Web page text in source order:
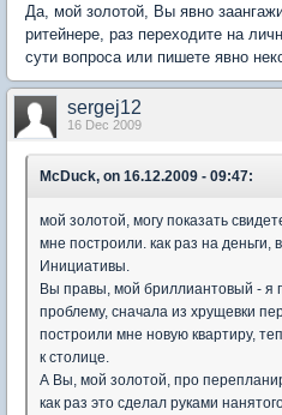
Да, мой золотой, Вы явно
ритейнере, раз переходите на
сути вопроса или пишете явно
sergej12
16 Dec 2009
McDuck, on 16.12.2009 - 09:47:
мой золотой, могу показать
мне построили. как раз на
Инициативы.
Вы правы, мой бриллиантовый -
проблему, сначала из хрущевки
построили мне новую квартиру,
к столице.
А Вы, мой золотой, про
как раз это сделал руками